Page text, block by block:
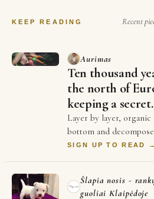
KEEP READING Recent
Aurimas
Ten thousand
the north of
keeping a secret.
Layer by layer,
bottom and
slowly, patiently, for
SIGN UP TO READ →
Šlapia nosis -
guoliai Klaipėdoje